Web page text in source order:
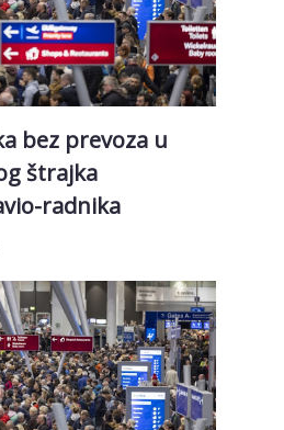
bez prevoza u
štrajka
radnika